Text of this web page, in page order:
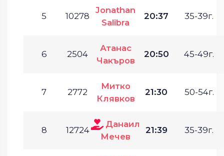
5 10278
Jonathan
Salibra
20:37 35-39г.
6 2504
Атанас
Чакъров
20:50 45-49г.
7 2772
Митко
Клявков
21:30 50-54г.
8 12724
Данаил
Мечев
21:39 35-39г.